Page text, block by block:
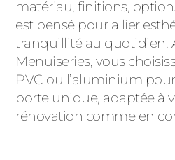
matériau, finitions,
est pensé pour allier
tranquillité au quotidien.
Menuiseries, vous
PVC ou l’aluminium
porte unique, adaptée à
rénovation comme en
PVC
PORTAILS ET PORTILLONS
CARPORTS
CLÔTURES